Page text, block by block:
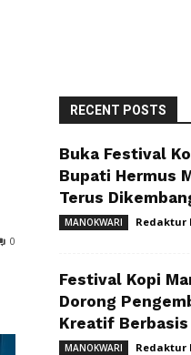
0
RECENT POSTS
Buka Festival
Bupati Hermus
Terus
MANOKWARI Redaktur
Festival Kopi
Dorong
Kreatif Berbasis
MANOKWARI Redaktur